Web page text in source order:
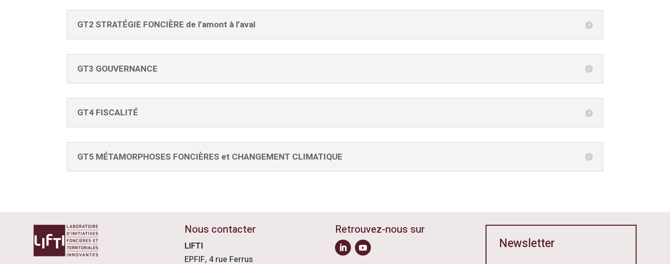
GT2 STRATÉGIE FONCIÈRE de l’amont à l’aval
GT3 GOUVERNANCE
GT4 FISCALITÉ
GT5 MÉTAMORPHOSES FONCIÈRES et CHANGEMENT CLIMATIQUE
Nous contacter
LIFTI
EPFIF, 4 rue Ferrus
Retrouvez-nous sur
Newsletter